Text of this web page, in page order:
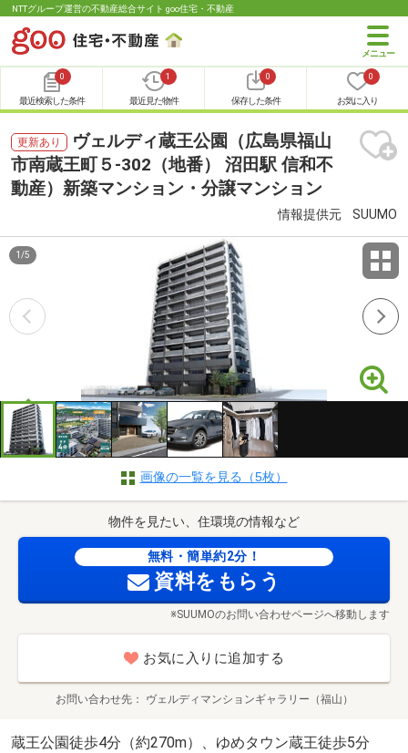
NTTグループ運営の不動産総合サイト goo住宅・不動産
0
最近検索した条件
1
最近見た物件
0
保存した条件
0
お気に入り
更新あり
ヴェルディ蔵王公園（広島県福山
市南蔵王町５-302（地番） 沼田駅 信和不
動産）新築マンション・分譲マンション
情報提供元 SUUMO
1 /5
画像の一覧を見る（5枚）
物件を見たい、住環境の情報など
無料・簡単約2分！
資料をもらう
※SUUMOのお問い合わせページへ移動します
お気に入りに追加する
お問い合わせ先 ヴェルディマンションギャラリー（福山）
蔵王公園徒歩4分（約270m）、ゆめタウン蔵王徒歩5分